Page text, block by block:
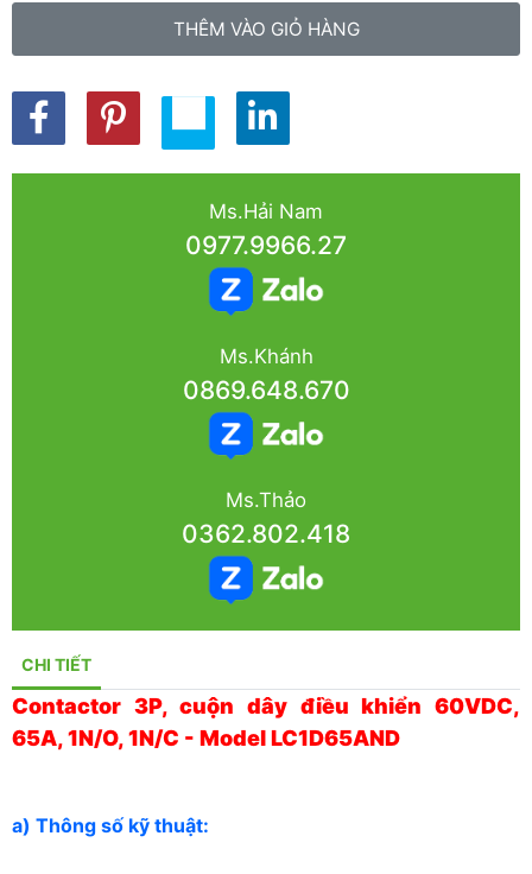
THÊM VÀO GIỎ HÀNG
Ms.Hải Nam
0977.9966.27
Ms.Khánh
0869.648.670
Ms.Thảo
0362.802.418
CHI TIẾT
Contactor 3P, cuộn dây điều khiển 60VDC,
65A, 1N/O, 1N/C - Model LC1D65AND
a) Thông số kỹ thuật: